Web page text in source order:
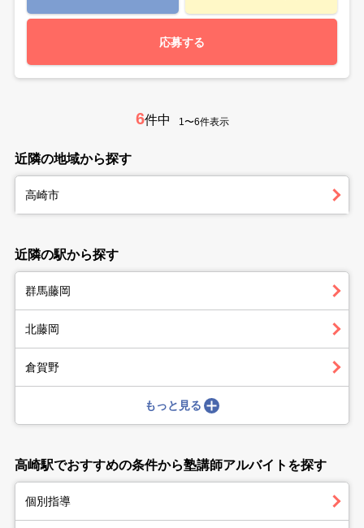
応募する
6件中 1〜6件表示
近隣の地域から探す
高崎市
近隣の駅から探す
群馬藤岡
北藤岡
倉賀野
もっと見る
高崎駅でおすすめの条件から塾講師アルバイトを探す
個別指導